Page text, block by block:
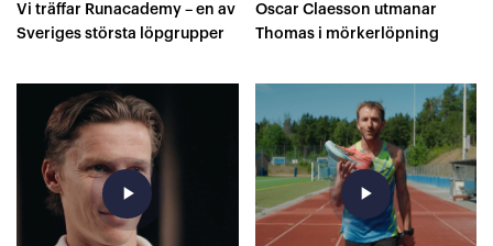
Vi träffar Runacademy – en av
Sveriges största löpgrupper
Oscar Claesson utmanar
Thomas i mörkerlöpning
play_arrow play_arrow